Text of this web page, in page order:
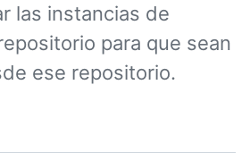
las instancias de
para que sean
ese repositorio.